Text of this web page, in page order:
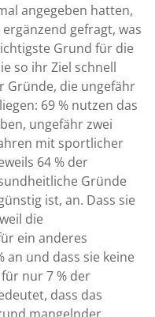
angegeben hatten,
gefragt, was
Grund für die
so ihr Ziel schnell
Gründe, die ungefähr
69 % nutzen das
ungefähr zwei
mit sportlicher
64 % der
Gründe
ist, an. Dass sie
die
ein anderes
an und dass sie keine
nur 7 % der
dass das
mangelnder